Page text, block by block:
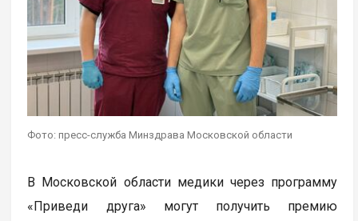
Фото: пресс-служба Минздрава Московской области
В Московской области медики через программу
«Приведи друга» могут получить премию